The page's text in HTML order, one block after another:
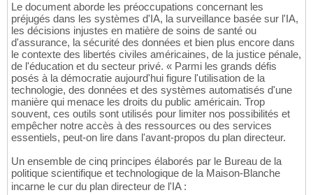
Le document aborde les préoccupations concernant les
préjugés dans les systèmes d'IA, la surveillance basée sur l'IA,
les décisions injustes en matière de soins de santé ou
d'assurance, la sécurité des données et bien plus encore dans
le contexte des libertés civiles américaines, de la justice pénale,
de l'éducation et du secteur privé. « Parmi les grands défis
posés à la démocratie aujourd'hui figure l'utilisation de la
technologie, des données et des systèmes automatisés d'une
manière qui menace les droits du public américain. Trop
souvent, ces outils sont utilisés pour limiter nos possibilités et
empêcher notre accès à des ressources ou des services
essentiels, peut-on lire dans l'avant-propos du plan directeur.
Un ensemble de cinq principes élaborés par le Bureau de la
politique scientifique et technologique de la Maison-Blanche
incarne le cur du plan directeur de l'IA :